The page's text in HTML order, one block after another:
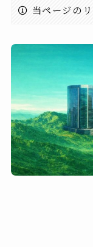
当ページの